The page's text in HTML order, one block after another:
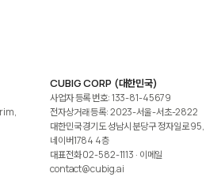
CUBIG CORP (대한민국)
사업자 등록 번호: 133-81-45679
전자상거래 등록: 2023-서울-서초-2822
대한민국 경기도 성남시 분당구 정자일로 95,
네이버1784 4층
대표전화02-582-1113 · 이메일
contact@cubig.ai